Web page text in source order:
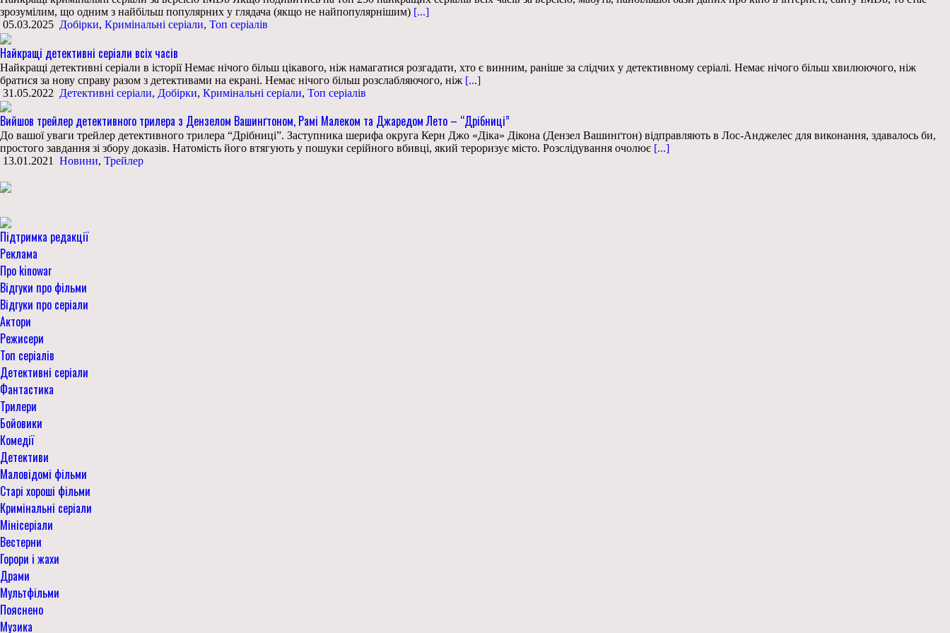
зрозумілим, що одним з найбільш популярних у глядача (якщо не найпопулярнішим) [...]
05.03.2025 Добірки, Кримінальні серіали, Топ серіалів
Найкращі детективні серіали всіх часів
Найкращі детективні серіали в історії Немає нічого більш цікавого, ніж намагатися розгадати, хто є винним, раніше за слідчих у детективному серіалі. Немає нічого більш хвилюючого, ніж
братися за нову справу разом з детективами на екрані. Немає нічого більш розслабляючого, ніж [...]
31.05.2022 Детективні серіали, Добірки, Кримінальні серіали, Топ серіалів
Вийшов трейлер детективного трилера з Дензелом Вашинґтоном, Рамі Малеком та Джаредом Лето – “Дрібниці”
До вашої уваги трейлер детективного трилера “Дрібниці”. Заступника шерифа округа Керн Джо «Діка» Дікона (Дензел Вашинґтон) відправляють в Лос-Анджелес для виконання, здавалось би,
простого завдання зі збору доказів. Натомість його втягують у пошуки серійного вбивці, який тероризує місто. Розслідування очолює [...]
13.01.2021
Новини, Трейлер
Підтримка редакції
Реклама
Про kinowar
Відгуки про фільми
Відгуки про серіали
Актори
Режисери
Топ серіалів
Детективні серіали
Фантастика
Трилери
Бойовики
Комедії
Детективи
Маловідомі фільми
Старі хороші фільми
Кримінальні серіали
Мінісеріали
Вестерни
Горори і жахи
Драми
Мультфільми
Пояснено
Музика